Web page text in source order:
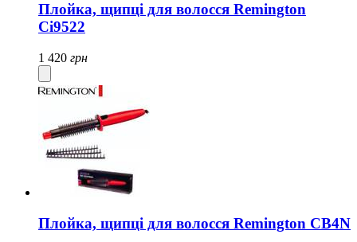
Плойка, щипці для волосся Remington
Ci9522
1 420 грн
Плойка, щипці для волосся Remington CB4N